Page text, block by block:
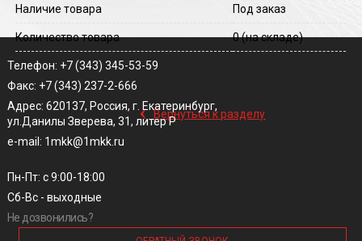
Наличие товара Под заказ
Количество товара 0(на складе)
‹ Вернуться к разделу
Телефон: +7 (343) 345-53-59
Факс: +7 (343) 237-2-666
Адрес: 620137, Россия, г. Екатеринбург,
ул.Данилы Зверева, 31, литер Р
e-mail: 1mkk@1mkk.ru
Пн-Пт: с 9:00-18:00
Сб-Вс - выходные
Не дозвонились?